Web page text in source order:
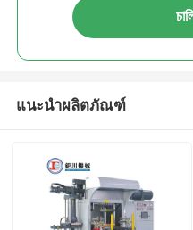
แนะนำผลิตภัณฑ์